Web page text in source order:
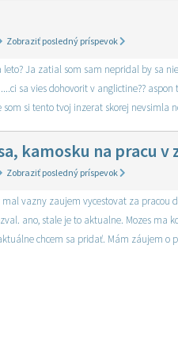
Zobraziť posledný príspevok
leto? Ja zatial som sam nepridal by sa
....ci sa vies dohovorit v anglictine?? aspon
som si tento tvoj inzerat skorej
kamosku na pracu v
Zobraziť posledný príspevok
vazny zaujem vycestovat za pracou
chcem sa pridať. Mám záujem o